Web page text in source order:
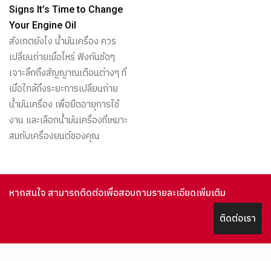
Signs It’s Time to Change
Your Engine Oil
สังเกตยังไง น้ำมันเครื่อง ควร
เปลี่ยนถ่ายเมื่อไหร่ ฟังกันชัดๆ
เจาะลึกถึงสัญญาณเตือนต่างๆ ที่
เมื่อใกล้ถึงระยะการเปลี่ยนถ่าย
น้ำมันเครื่อง เพื่อยืดอายุการใช้
งาน และเลือกน้ำมันเครื่องที่เหมาะ
สมกับเครื่องยนต์ของคุณ
หากสนใจ สามารถติดต่อเพื่อสอบถามรายละเอียดเพิ่มเติม
ติดต่อเรา